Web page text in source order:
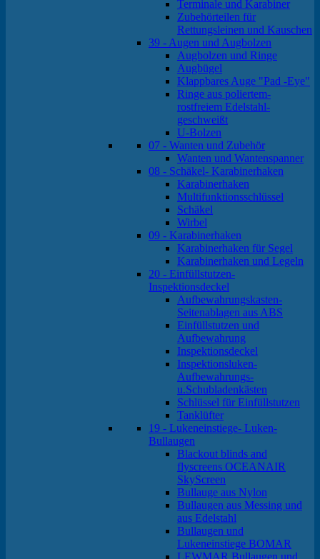
Terminale und Karabiner
Zubehörteilen für
Rettungsleinen und Kauschen
39 - Augen und Augbolzen
Augbolzen und Ringe
Augbügel
Klappbares Auge "Pad -Eye"
Ringe aus poliertem-
rostfreiem Edelstahl-
geschweißt
U-Bolzen
07 - Wanten und Zubehör
Wanten und Wantenspanner
08 - Schäkel- Karabinerhaken
Karabinerhaken
Multifunktionsschlüssel
Schäkel
Wirbel
09 - Karabinerhaken
Karabinerhaken für Segel
Karabinerhaken und Legeln
20 - Einfüllstutzen-
Inspektionsdeckel
Aufbewahrungskasten-
Seitenablagen aus ABS
Einfüllstutzen und
Aufbewahrung
Inspektionsdeckel
Inspektionsluken-
Aufbewahrungs-
u.Schubladenkästen
Schlüssel für Einfüllstutzen
Tanklüfter
19 - Lukeneinstiege- Luken-
Bullaugen
Blackout blinds and
flyscreens OCEANAIR
SkyScreen
Bullauge aus Nylon
Bullaugen aus Messing und
aus Edelstahl
Bullaugen und
Lukeneinstiege BOMAR
LEWMAR Bullaugen und